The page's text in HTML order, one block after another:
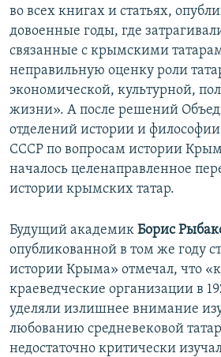
во всех книгах и статьях,
довоенные годы, где
связанные с крымскими
неправильную оценку роли
экономической, культурной,
жизни». А после решений
отделений истории и
СССР по вопросам истории
началось целенаправленное
истории крымских татар.
Будущий академик Борис
опубликованной в том же году
истории Крыма» отмечал, что
краеведческие организации в
уделяли излишнее внимание
любованию средневековой
недостаточно критически